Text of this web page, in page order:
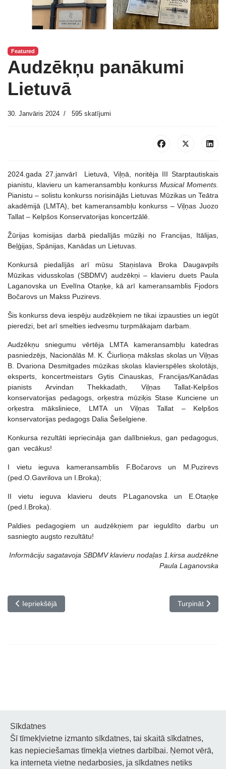
Featured
Audzēkņu panākumi
Lietuvā
30. Janvāris 2024 595 skatījumi
2024.gada 27.janvārī Lietuvā, Viļņā, noritēja III Starptautiskais
pianistu, klavieru un kameransambļu konkurss Musical Moments.
Pianistu – solistu konkurss norisinājās Lietuvas Mūzikas un Teātra
akadēmijā (LMTA), bet kameransambļu konkurss – Viļņas Juozo
Tallat – Kelpšos Konservatorijas koncertzālē.
Žūrijas komisijas darbā piedalījās mūziķi no Francijas, Itālijas,
Beļģijas, Spānijas, Kanādas un Lietuvas.
Konkursā piedalījās arī mūsu Staņislava Broka Daugavpils
Mūzikas vidusskolas (SBDMV) audzēkņi – klavieru duets Paula
Laganovska un Evelīna Otaņķe, kā arī kameransamblis Fjodors
Bočarovs un Makss Puzirevs.
Šis konkurss deva iespēju audzēkņiem ne tikai izpausties un iegūt
pieredzi, bet arī smelties iedvesmu turpmākajam darbam.
Audzēkņu sniegumu vērtēja LMTA kameransambļu katedras
pasniedzējs, Nacionālās M. K. Čiurlioņa mākslas skolas un Viļņas
B. Dvariona Desmitgades mūzikas skolas klavierspēles skolotājs,
eksperts, koncertmeistars Gytis Cinauskas, Francijas/Kanādas
pianists Arvindan Thekkadath, Viļņas Tallat-Kelpšos
konservatorijas pedagogs, orķestra mūziķis Stase Kunciene un
orķestra māksliniece, LMTA un Viļņas Tallat – Kelpšos
konservatorijas pedagogs Dalia Šešelgiene.
Konkursa rezultāti iepriecināja gan dalībniekus, gan pedagogus,
gan vecākus!
I vietu ieguva kameransamblis F.Bočarovs un M.Puzirevs
(ped.O.Gavrilova un I.Broka);
II vietu ieguva klavieru deuts P.Laganovska un E.Otaņķe
(ped.I.Broka).
Paldies pedagogiem un audzēkņiem par ieguldīto darbu un
sasniegto augsto rezultātu!
Informāciju sagatavoja SBDMV klavieru nodaļas 1.kirsa audzēkne
Paula Laganovska
Iepriekšējais raksts: Apsveicam!
Iepriekšējā Nākamais
Turpināt
Noderīgi
Sīkdatnes
Šī tīmekļvietne izmanto sīkdatnes, tai skaitā sīkdatnes,
kas nepieciešamas tīmekļa vietnes darbībai. Ņemot vērā,
ka interneta vietne nedarbosies, ja sīkdatnes netiks